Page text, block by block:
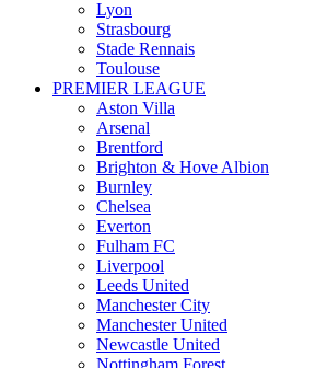
Lyon
Strasbourg
Stade Rennais
Toulouse
PREMIER LEAGUE
Aston Villa
Arsenal
Brentford
Brighton & Hove Albion
Burnley
Chelsea
Everton
Fulham FC
Liverpool
Leeds United
Manchester City
Manchester United
Newcastle United